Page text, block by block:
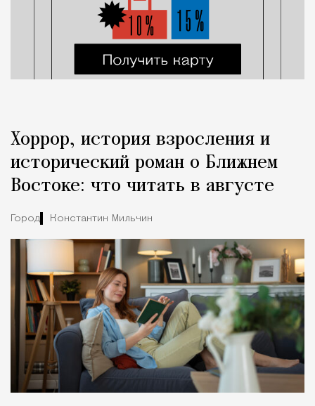
Хоррор, история взросления и
исторический роман о Ближнем
Востоке: что читать в августе
Город Константин Мильчин